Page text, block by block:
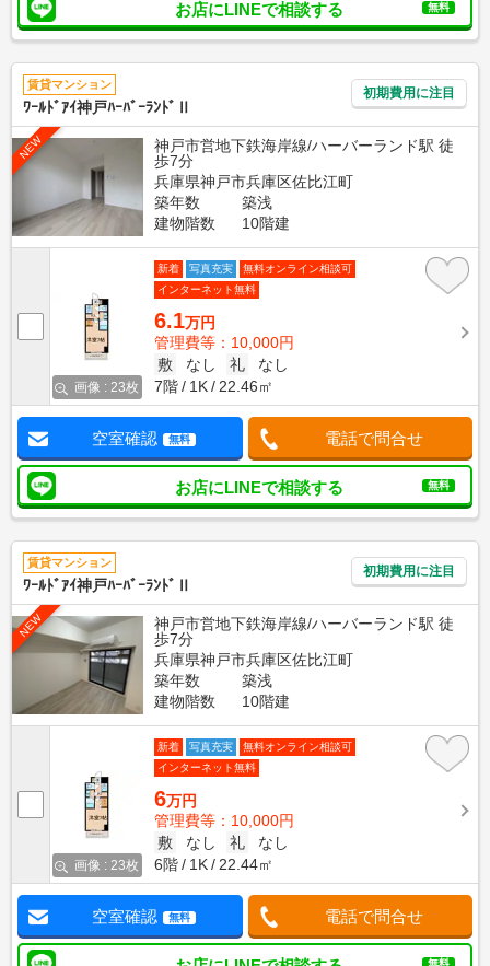
お店にLINEで相談する 無料
賃貸マンション
ﾜｰﾙﾄﾞｱｲ神戸ﾊｰﾊﾞｰﾗﾝﾄﾞⅡ
初期費用に注目
NEW
神戸市営地下鉄海岸線/ハーバーランド駅 徒
歩7分
兵庫県神戸市兵庫区佐比江町
築年数
築浅
建物階数
10階建
画像 : 23枚
新着 写真充実
無料オンライン相談可
インターネット無料
6.1万円
管理費等：10,000円
敷
なし 礼
なし
7階
1K 22.46㎡
空室確認 無料 電話で問合せ
お店にLINEで相談する 無料
賃貸マンション
ﾜｰﾙﾄﾞｱｲ神戸ﾊｰﾊﾞｰﾗﾝﾄﾞⅡ
初期費用に注目
NEW
神戸市営地下鉄海岸線/ハーバーランド駅 徒
歩7分
兵庫県神戸市兵庫区佐比江町
築年数
築浅
建物階数
10階建
画像 : 23枚
新着 写真充実
無料オンライン相談可
インターネット無料
6万円
管理費等：10,000円
敷
なし 礼
なし
6階
1K 22.44㎡
空室確認 無料 電話で問合せ
無料